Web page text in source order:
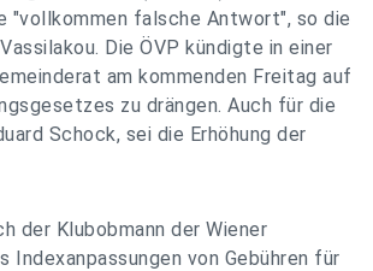
"vollkommen falsche Antwort", so die
Die ÖVP kündigte in einer
am kommenden Freitag auf
zu drängen. Auch für die
Schock, sei die Erhöhung der
der Klubobmann der Wiener
Indexanpassungen von Gebühren für